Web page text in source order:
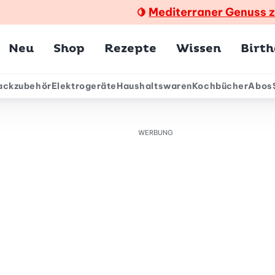
🍋 Mediterraner Genuss
Neu Shop Rezepte Wissen
ElektrogeräteHaushaltswarenKochbücherAbos
WERBUNG